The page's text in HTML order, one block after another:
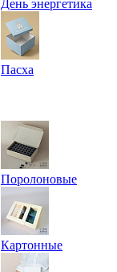
День энергетика
Пасха
Поролоновые
Картонные